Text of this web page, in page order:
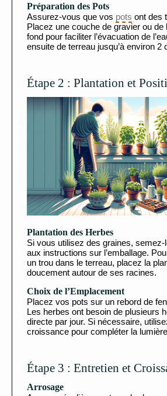
Préparation des Pots
Assurez-vous que vos pots ont des
Placez une couche de gravier ou de
fond pour faciliter l’évacuation de
ensuite de terreau jusqu’à environ 2
Étape 2 : Plantation et
Plantation des Herbes
Si vous utilisez des graines,
aux instructions sur l’emballage.
un trou dans le terreau, placez la
doucement autour de ses racines.
Choix de l’Emplacement
Placez vos pots sur un rebord de
Les herbes ont besoin de plusieurs
directe par jour. Si nécessaire,
croissance pour compléter la
Étape 3 : Entretien et
Arrosage